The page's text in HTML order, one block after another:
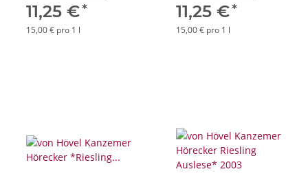
11,25 €*
15,00 € pro 1 l
11,25 €*
15,00 € pro 1 l